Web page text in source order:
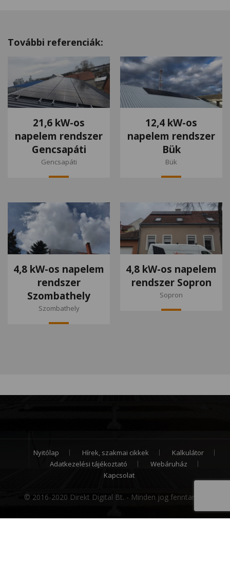
További referenciák:
21,6 kW-os
napelem rendszer
Gencsapáti
Gencsapáti
12,4 kW-os
napelem rendszer
Bük
Bük
4,8 kW-os napelem
rendszer
Szombathely
Szombathely
4,8 kW-os napelem
rendszer Sopron
Sopron
Nyitólap Hírek, szakmai cikkek
Kalkulátor
Adatkezelési tájékoztató
Webáruház
Kapcsolat
© 2016-2020 Direkt Digital Bt. - Minden jog fenntartva.